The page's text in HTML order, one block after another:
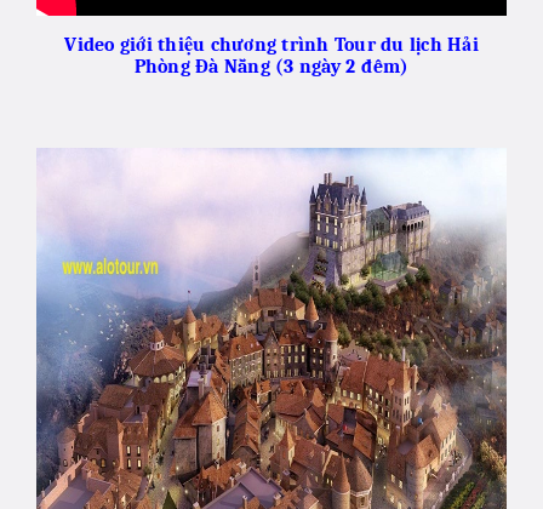
Video giới thiệu chương trình Tour du lịch Hải
Phòng Đà Nẵng (3 ngày 2 đêm)